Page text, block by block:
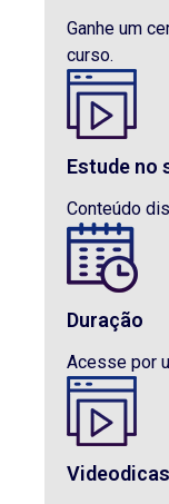
Ganhe um
curso.
Estude no
Conteúdo
Duração
Acesse por
Videodicas